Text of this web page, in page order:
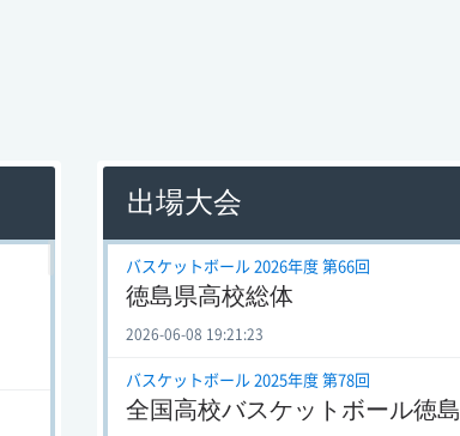
出場大会
バスケットボール 2026年度 第66回
徳島県高校総体
2026-06-08 19:21:23
バスケットボール 2025年度 第78回
全国高校バスケットボール徳